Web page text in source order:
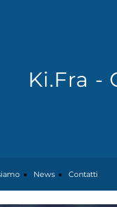
Ki.Fra -
News Contatti